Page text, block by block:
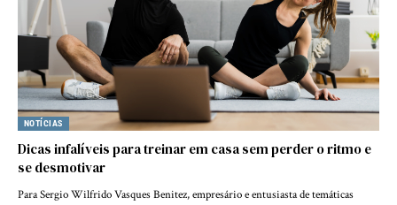
NOTÍCIAS
Dicas infalíveis para treinar em casa sem perder o ritmo e
se desmotivar
Para Sergio Wilfrido Vasques Benitez, empresário e entusiasta de temáticas